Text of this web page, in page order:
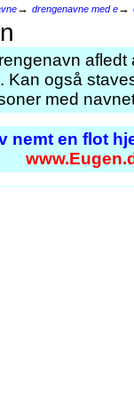
→ drengenavne med e→
Kan også
med
nemt en flot